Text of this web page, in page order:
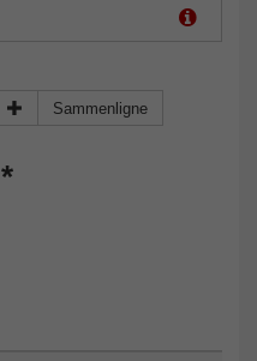
Sammenligne
*